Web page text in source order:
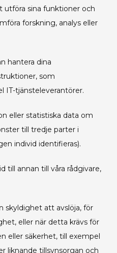
utföra sina funktioner och
forskning, analys eller
hantera dina
som
IT-tjänsteleverantörer.
eller statistiska data om
till tredje parter i
individ identifieras).
till annan till våra rådgivare,
skyldighet att avslöja, för
eller när detta krävs för
eller säkerhet, till exempel
liknande tillsynsorgan och